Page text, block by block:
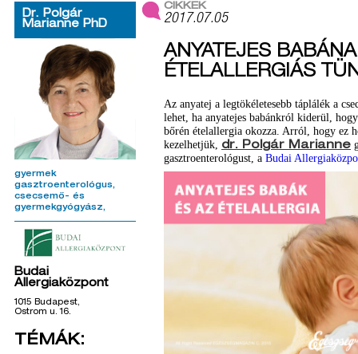
Dr. Polgár
Marianne PhD
gyermek
gasztroenterológus
csecsemő- és
gyermekgyógyász
Budai
Allergiaközpont
1015 Budapest,
Ostrom u. 16.
TÉMÁK:
CIKKEK
2017.07.05
ANYATEJES
ÉTELALLERGIÁS
Az anyatej a legtökéletesebb táplálék a
lehet, ha anyatejes babánkról kiderül,
bőrén ételallergia okozza. Arról, hogy ez
kezelhetjük, dr. Polgár Marianne
gasztroenterológust, a Budai